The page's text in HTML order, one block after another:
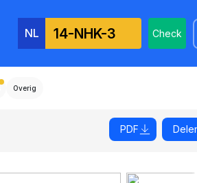
NL Check
Overig
PDF